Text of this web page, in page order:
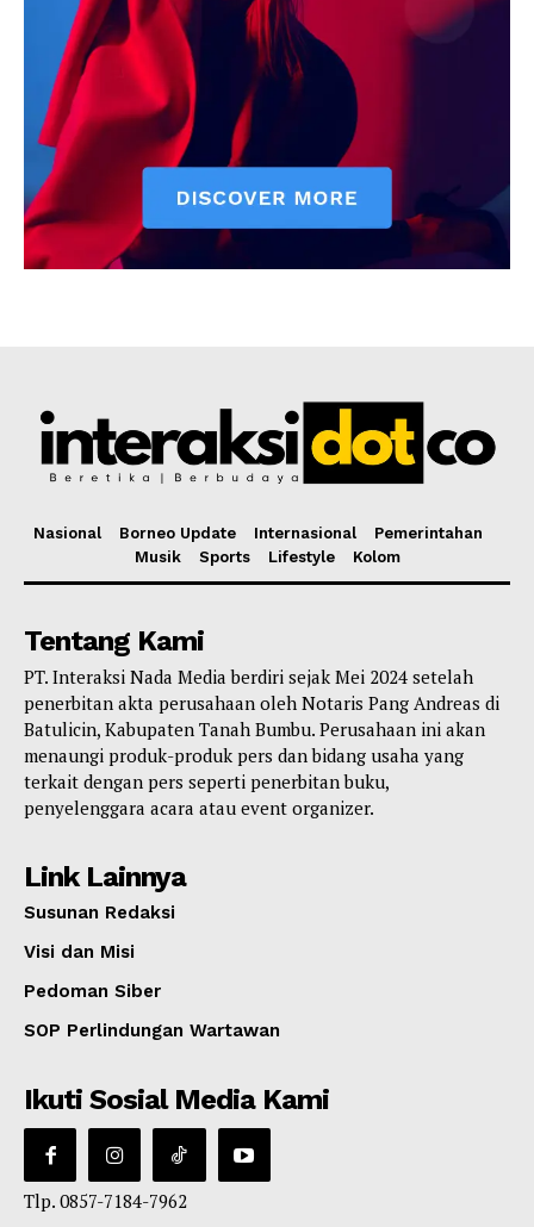
Nasional Borneo Update Internasional
Pemerintahan
Musik
Sports Lifestyle Kolom
Tentang Kami
PT. Interaksi Nada Media berdiri sejak Mei 2024 setelah
penerbitan akta perusahaan oleh Notaris Pang Andreas di
Batulicin, Kabupaten Tanah Bumbu. Perusahaan ini akan
menaungi produk-produk pers dan bidang usaha yang
terkait dengan pers seperti penerbitan buku,
penyelenggara acara atau event organizer.
Link Lainnya
Susunan Redaksi
Visi dan Misi
Pedoman Siber
SOP Perlindungan Wartawan
Ikuti Sosial Media Kami
Tlp. 0857-7184-7962